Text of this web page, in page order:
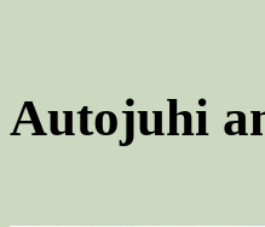
Autojuhi